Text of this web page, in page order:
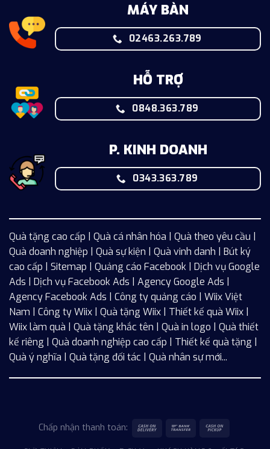
MÁY BÀN
02463.263.789
HỖ TRỢ
0848.363.789
P. KINH DOANH
0343.363.789
Quà tặng cao cấp | Quà cá nhân hóa | Quà theo yêu cầu |
Quà doanh nghiệp | Quà sự kiện | Quà vinh danh | Bút ký
cao cấp | Sitemap | Quảng cáo Facebook | Dịch vụ Google
Ads
Dịch vụ Facebook Ads | Agency Google Ads |
Agency Facebook Ads | Công ty quảng cáo | WiixViệt
Nam | Công ty Wiix | Quà tặng Wiix | Thiết kế quà Wiix |
Wiix làm quà | Quà tặng khắc tên | Quà in logo | Quà thiết
kế riêng | Quà doanh nghiệp cao cấp | Thiết kế quà tặng |
Quà ý nghĩa | Quà tặng đối tác | Quà nhân sự mới...
Chấp nhận thanh toán: